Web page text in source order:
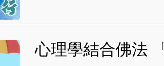
心理學結合佛法